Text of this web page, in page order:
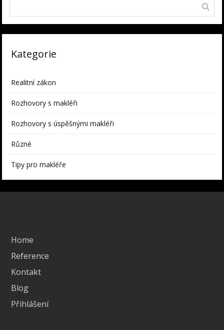
Kategorie
Realitní zákon
Rozhovory s makléři
Rozhovory s úspěšnými makléři
Různé
Tipy pro makléře
Home
Reference
Kontakt
Blog
Přihlášení